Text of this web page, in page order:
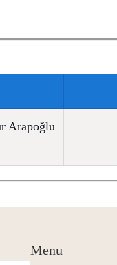
Arapoğlu
Menu